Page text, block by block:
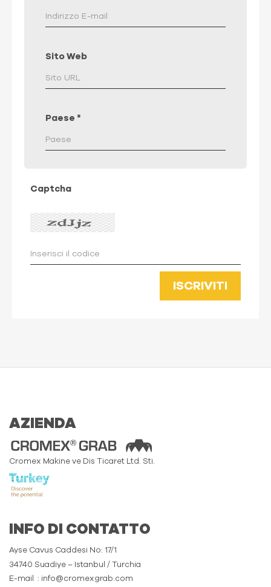
Sito Web
Paese *
Captcha
ISCRIVITI
AZIENDA
Cromex Makine ve Dis Ticaret Ltd. Sti.
INFO DI CONTATTO
Ayse Cavus Caddesi No: 17/1
34740 Suadiye – Istanbul / Turchia
E-mail
: info@cromexgrab.com